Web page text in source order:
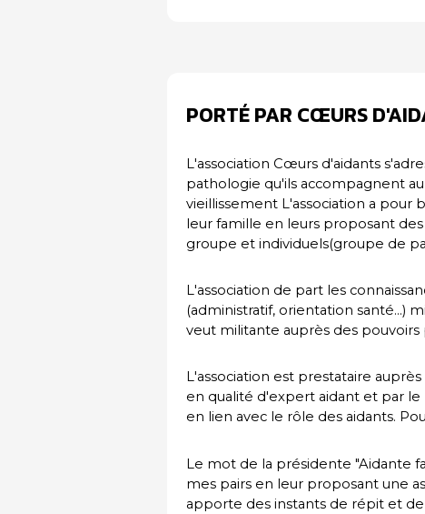
PORTÉ PAR CŒURS
L'association Cœurs d'aidants
pathologie qu'ils accompagnent
vieillissement L'association a pour
leur famille en leurs proposant
groupe et individuels(groupe de
L'association de part les
(administratif, orientation santé...)
veut militante auprès des pouvoirs
L'association est prestataire
en qualité d'expert aidant et par
en lien avec le rôle des aidants.
Le mot de la présidente "Aidante
mes pairs en leur proposant une
apporte des instants de répit et de